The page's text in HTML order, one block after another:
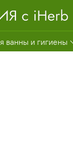
ванны и гигиены